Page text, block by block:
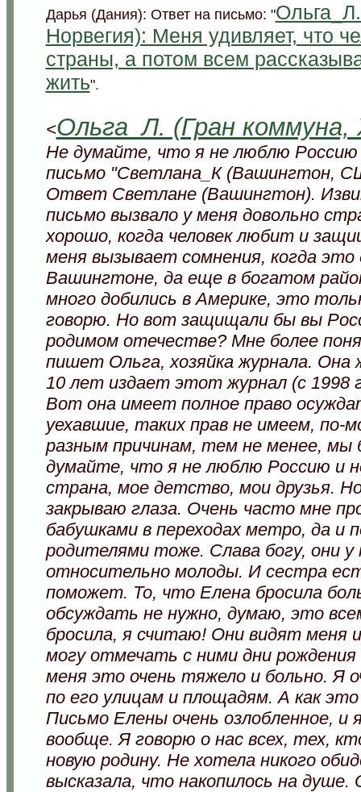
Дарья (Дания): Ответ на письмо: "
Норвегия): Меня удивляет, что
страны, а потом всем
жить".
<Ольга_Л. (Гран коммуна,
Не думайте, что я не люблю
письмо "Светлана_К (Вашингтон,
Ответ Светлане (Вашингтон).
письмо вызвало у меня довольно
хорошо, когда человек любит и
меня вызывает сомнения, когда это
Вашингтоне, да еще в богатом
много добились в Америке, это
говорю. Но вот защищали бы вы
родимом отечестве? Мне более
пишет Ольга, хозяйка журнала. Она
10 лет издает этот журнал (с 1998
Вот она имеет полное право
уехавшие, таких прав не имеем, по-
разным причинам, тем не менее, мы
думайте, что я не люблю Россию и
страна, мое детство, мои друзья.
закрываю глаза. Очень часто мне
бабушками в переходах метро, да и
родителями тоже. Слава богу, они у
относительно молоды. И сестра
поможет. То, что Елена бросила
обсуждать не нужно, думаю, это
бросила, я считаю! Они видят меня и
могу отмечать с ними дни рождения
меня это очень тяжело и больно. Я
по его улицам и площадям. А как это
Письмо Елены очень озлобленное, и
вообще. Я говорю о нас всех, тех,
новую родину. Не хотела никого
высказала, что накопилось на